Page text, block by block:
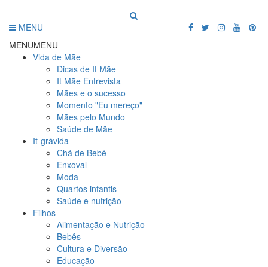
MENU
MENUMENU
Vida de Mãe
Dicas de It Mãe
It Mãe Entrevista
Mães e o sucesso
Momento "Eu mereço"
Mães pelo Mundo
Saúde de Mãe
It-grávida
Chá de Bebê
Enxoval
Moda
Quartos infantis
Saúde e nutrição
Filhos
Alimentação e Nutrição
Bebês
Cultura e Diversão
Educação